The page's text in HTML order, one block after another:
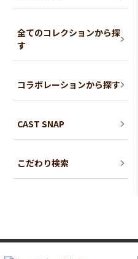
全てのコレクションから探
す
コラボレーションから探す
CAST SNAP
こだわり検索